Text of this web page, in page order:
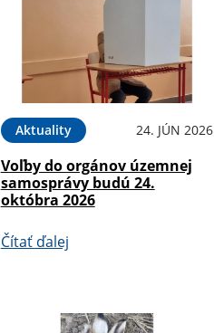
Aktuality 24. JÚN 2026
Voľby do orgánov územnej
samosprávy budú 24.
októbra 2026
Čítať ďalej